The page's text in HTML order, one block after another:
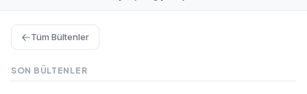
Tüm Bültenler
SON BÜLTENLER